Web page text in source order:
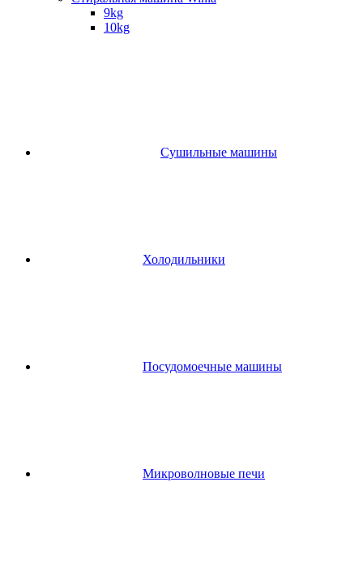
9kg
10kg
Сушильные машины
Холодильники
Посудомоечные машины
Микроволновые печи